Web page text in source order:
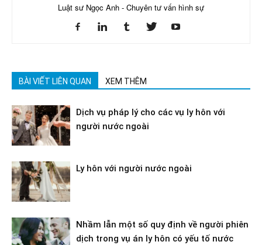
Luật sư Ngọc Anh - Chuyên tư vấn hình sự
BÀI VIẾT LIÊN QUAN XEM THÊM
Dịch vụ pháp lý cho các vụ ly hôn với
người nước ngoài
Ly hôn với người nước ngoài
Nhầm lẫn một số quy định về người phiên
dịch trong vụ án ly hôn có yếu tố nước